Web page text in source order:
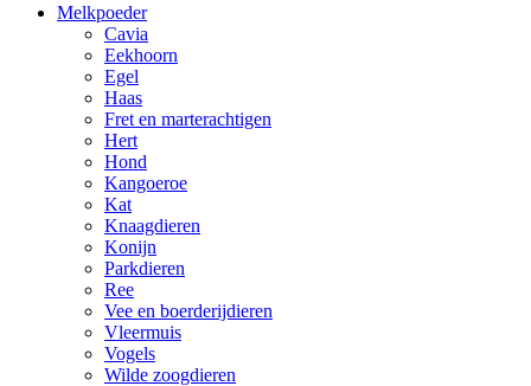
Melkpoeder
Cavia
Eekhoorn
Egel
Haas
Fret en marterachtigen
Hert
Hond
Kangoeroe
Kat
Knaagdieren
Konijn
Parkdieren
Ree
Vee en boerderijdieren
Vleermuis
Vogels
Wilde zoogdieren